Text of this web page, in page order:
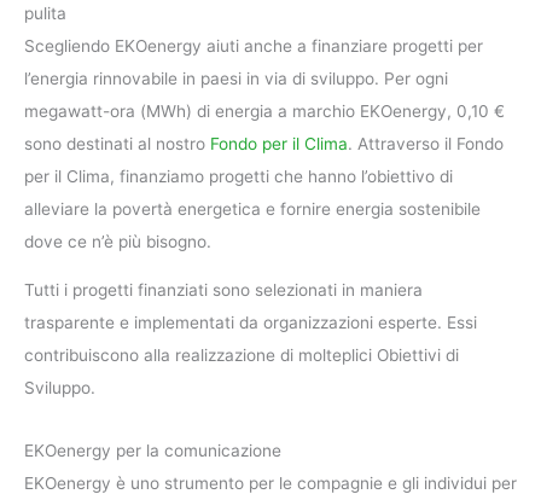
pulita
Scegliendo EKOenergy aiuti anche a finanziare progetti per
l’energia rinnovabile in paesi in via di sviluppo. Per ogni
megawatt-ora (MWh) di energia a marchio EKOenergy, 0,10 €
sono destinati al nostro Fondo per il Clima. Attraverso il Fondo
per il Clima, finanziamo progetti che hanno l’obiettivo di
alleviare la povertà energetica e fornire energia sostenibile
dove ce n’è più bisogno.
Tutti i progetti finanziati sono selezionati in maniera
trasparente e implementati da organizzazioni esperte. Essi
contribuiscono alla realizzazione di molteplici Obiettivi di
Sviluppo.
EKOenergy per la comunicazione
EKOenergy è uno strumento per le compagnie e gli individui per